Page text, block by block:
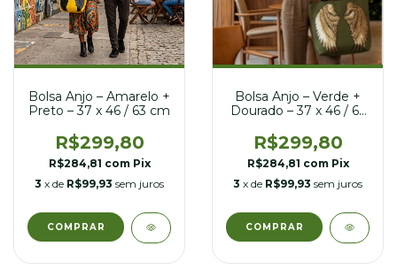
Bolsa Anjo – Amarelo +
Preto – 37 x 46 / 63 cm
R$299,80
R$284,81 com Pix
3 x de R$99,93 sem juros
Bolsa Anjo – Verde +
Dourado – 37 x 46 / 63
R$299,80
R$284,81 com Pix
3 x de R$99,93 sem juros